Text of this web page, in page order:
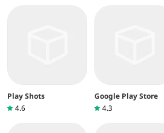
Play Shots
4.6
Google Play Store
4.3